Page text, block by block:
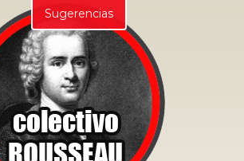
Sugerencias